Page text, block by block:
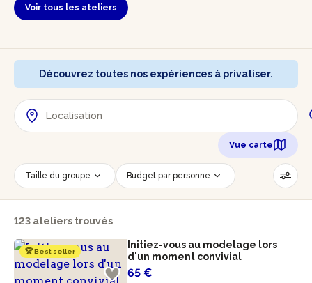
Voir tous les ateliers
Découvrez toutes nos expériences à privatiser.
Vue carte
Taille du groupe Budget par personne
Savoir-faire Techniques
Âge des participants
Réinitialiser les filtres
123 ateliers trouvés
🏆 Best seller
Initiez-vous au modelage lors
d'un moment convivial
65 €